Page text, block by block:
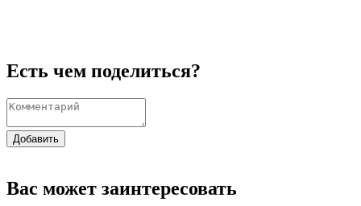
Есть чем поделиться?
Добавить
Вас может заинтересовать